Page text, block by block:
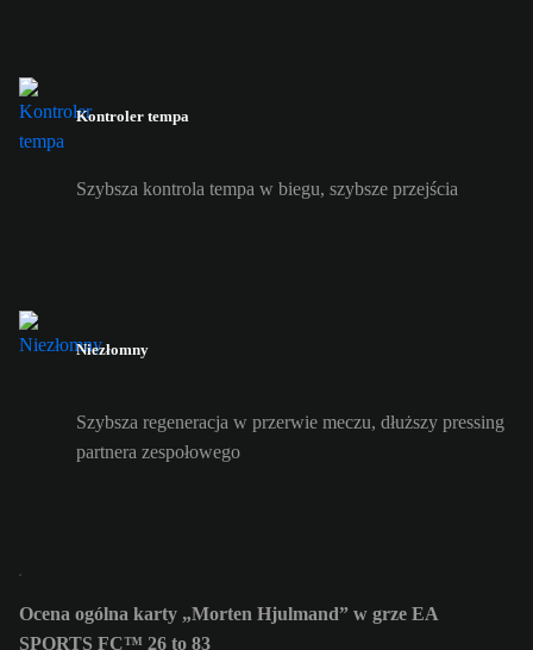
Kontroler tempa
Szybsza kontrola tempa w biegu, szybsze przejścia
Niezłomny
Szybsza regeneracja w przerwie meczu, dłuższy pressing
partnera zespołowego
Ocena ogólna karty „Morten Hjulmand” w grze EA
SPORTS FC™ 26 to 83